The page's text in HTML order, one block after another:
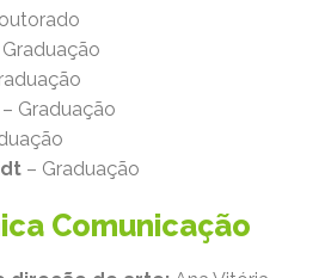
Graduação
– Graduação
– Graduação
Comunicação